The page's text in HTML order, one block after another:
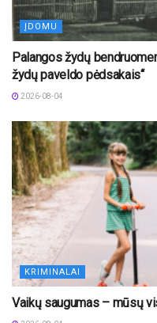
ĮDOMU
Palangos žydų
žydų paveldo pėdsakais“
2026-08-04
KRIMINALAI
Vaikų saugumas – mūsų